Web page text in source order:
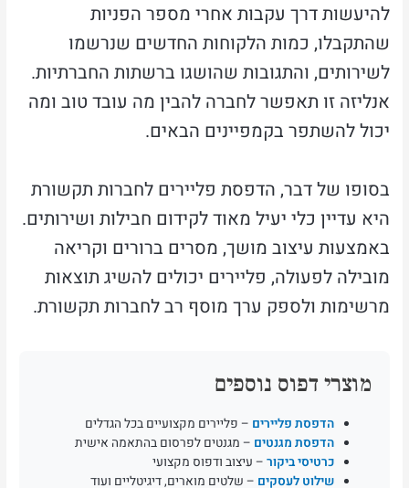
להיעשות דרך עקבות אחרי מספר הפניות
שהתקבלו, כמות הלקוחות החדשים שנרשמו
לשירותים, והתגובות שהושגו ברשתות החברתיות.
אנליזה זו תאפשר לחברה להבין מה עובד טוב ומה
יכול להשתפר בקמפיינים הבאים.
בסופו של דבר, הדפסת פליירים לחברות תקשורת
היא עדיין כלי יעיל מאוד לקידום חבילות ושירותים.
באמצעות עיצוב מושך, מסרים ברורים וקריאה
מובילה לפעולה, פליירים יכולים להשיג תוצאות
מרשימות ולספק ערך מוסף רב לחברות תקשורת.
מוצרי דפוס נוספים
הדפסת פליירים – פליירים מקצועיים בכל הגדלים
הדפסת מגנטים – מגנטים לפרסום בהתאמה אישית
כרטיסי ביקור – עיצוב ודפוס מקצועי
שילוט לעסקים – שלטים מוארים, דיגיטליים ועוד